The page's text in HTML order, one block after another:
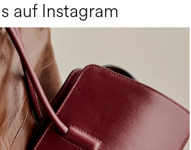
auf Instagram